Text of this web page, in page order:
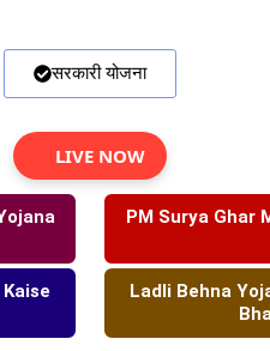
सरकारी योजना
LIVE NOW
PM Surya Ghar
Ladli Behna